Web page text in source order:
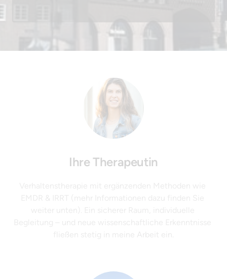
Ihre Therapeutin